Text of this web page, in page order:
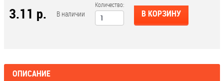
3.11 р. В наличии
Количество:
В КОРЗИНУ
ОПИСАНИЕ